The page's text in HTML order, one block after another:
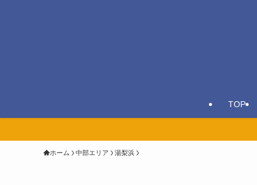
TOP
ホーム 中部エリア 湯梨浜